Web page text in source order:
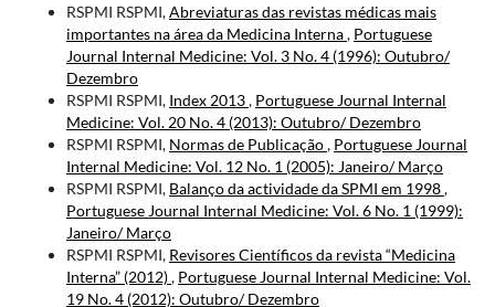
RSPMI RSPMI,Abreviaturas das revistas médicas mais
importantes na área da Medicina Interna, Portuguese
Journal Internal Medicine: Vol. 3 No. 4 (1996): Outubro/
Dezembro
RSPMI RSPMI, Index 2013, Portuguese Journal Internal
Medicine: Vol. 20 No. 4 (2013): Outubro/ Dezembro
RSPMI RSPMI, Normas de Publicação, Portuguese Journal
Internal Medicine: Vol. 12 No. 1 (2005): Janeiro/ Março
RSPMI RSPMI, Balanço da actividade da SPMI em 1998,
Portuguese Journal Internal Medicine: Vol. 6 No. 1 (1999):
Janeiro/ Março
RSPMI RSPMI, Revisores Científicos da revista “Medicina
Interna” (2012), Portuguese Journal Internal Medicine: Vol.
19 No. 4 (2012): Outubro/ Dezembro